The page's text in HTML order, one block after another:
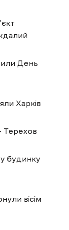
День
Харків
Терехов
будинку
вісім